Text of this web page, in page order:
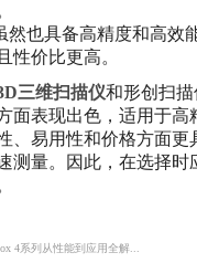
然也具备高精度和高效
性价比更高。
三维扫描仪和形创扫
面表现出色，适用于高
、易用性和价格方面更
测量。因此，在选择时
4系列从性能到应用全解...